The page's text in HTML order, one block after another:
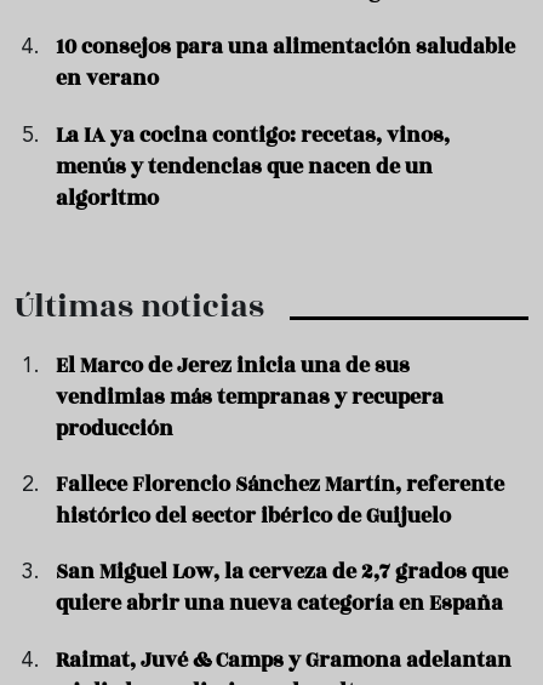
10 consejos para una alimentación saludable
en verano
La IA ya cocina contigo: recetas, vinos,
menús y tendencias que nacen de un
algoritmo
Últimas noticias
El Marco de Jerez inicia una de sus
vendimias más tempranas y recupera
producción
Fallece Florencio Sánchez Martín, referente
histórico del sector ibérico de Guijuelo
San Miguel Low, la cerveza de 2,7 grados que
quiere abrir una nueva categoría en España
Raimat, Juvé & Camps y Gramona adelantan